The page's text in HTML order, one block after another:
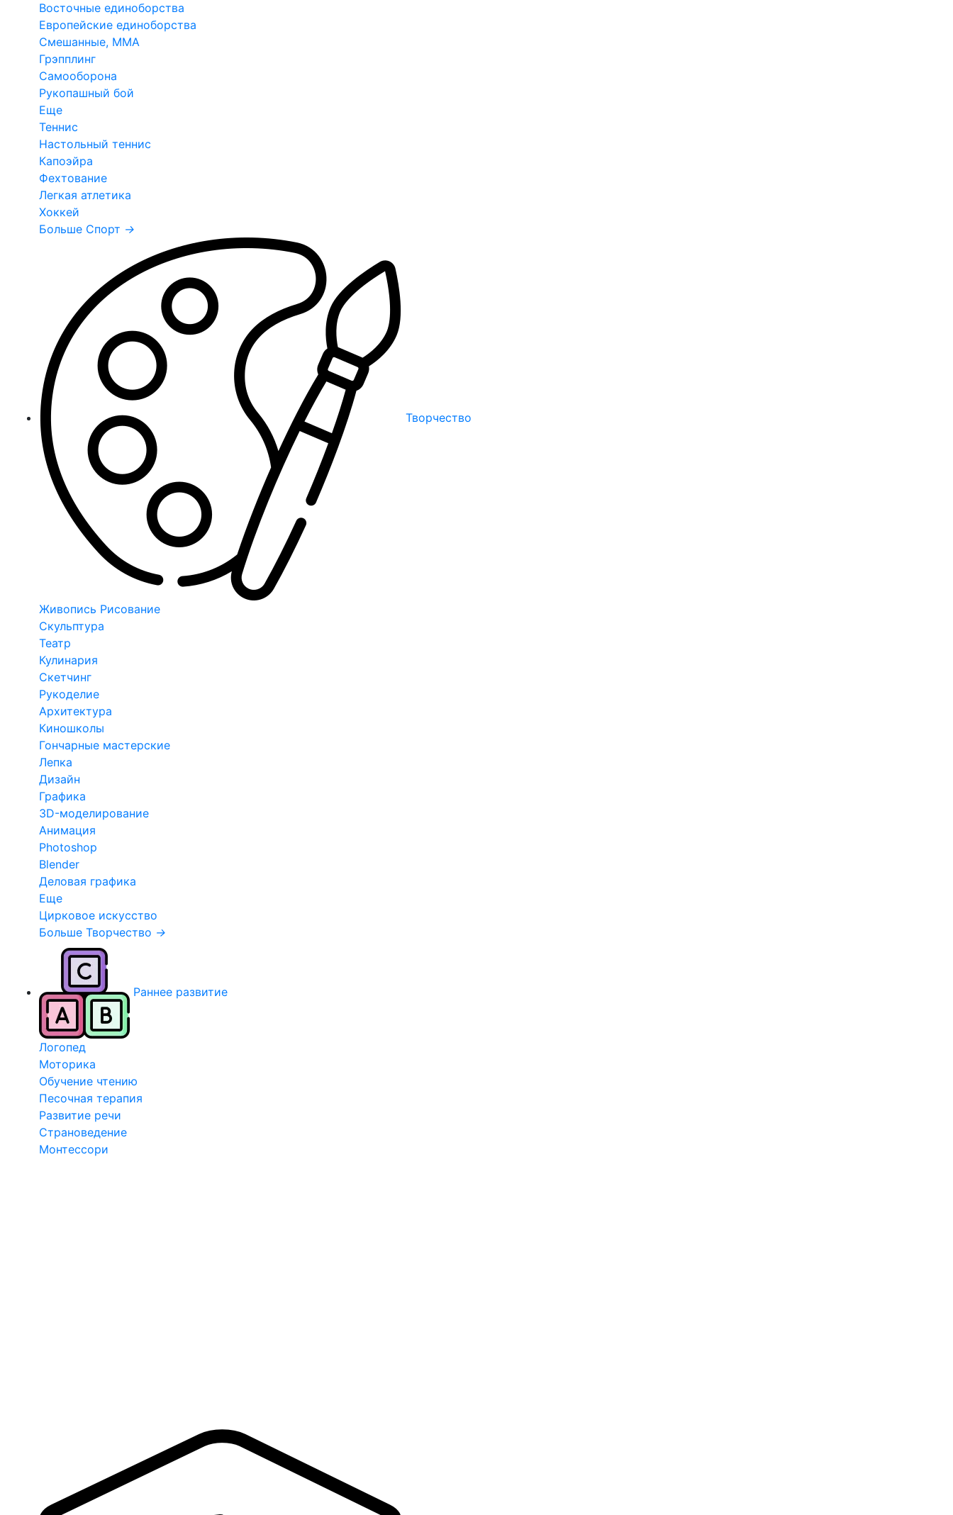
Восточные единоборства
Европейские единоборства
Смешанные, ММА
Грэпплинг
Самооборона
Рукопашный бой
Еще
Теннис
Настольный теннис
Капоэйра
Фехтование
Легкая атлетика
Хоккей
Больше Спорт →
Творчество
Живопись Рисование
Скульптура
Театр
Кулинария
Скетчинг
Рукоделие
Архитектура
Киношколы
Гончарные мастерские
Лепка
Дизайн
Графика
3D-моделирование
Анимация
Photoshop
Blender
Деловая графика
Еще
Цирковое искусство
Больше Творчество →
Раннее развитие
Логопед
Моторика
Обучение чтению
Песочная терапия
Развитие речи
Страноведение
Монтессори